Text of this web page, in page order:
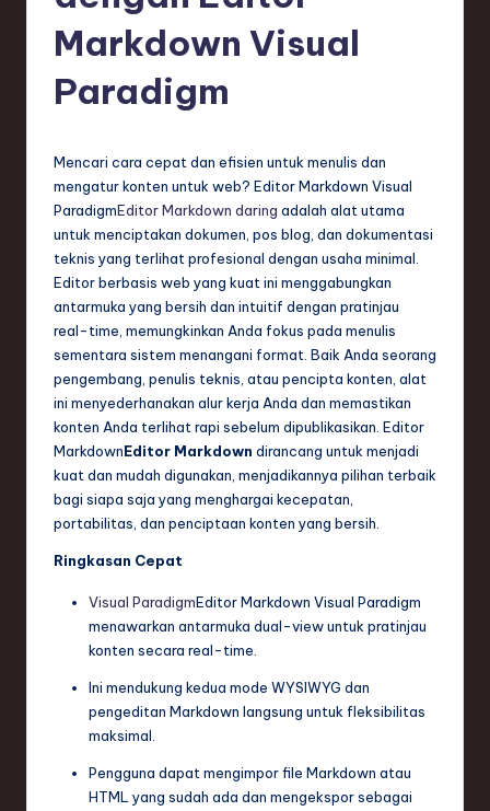
si
L
T
Markdown Visual
Paradigm
Mencari cara cepat dan efisien untuk menulis dan
mengatur konten untuk web? Editor Markdown Visual
ParadigmEditor Markdown daring adalah alat utama
untuk menciptakan dokumen, pos blog, dan dokumentasi
teknis yang terlihat profesional dengan usaha minimal.
Editor berbasis web yang kuat ini menggabungkan
antarmuka yang bersih dan intuitif dengan pratinjau
real-time, memungkinkan Anda fokus pada menulis
sementara sistem menangani format. Baik Anda seorang
pengembang, penulis teknis, atau pencipta konten, alat
ini menyederhanakan alur kerja Anda dan memastikan
konten Anda terlihat rapi sebelum dipublikasikan. Editor
MarkdownEditor Markdown dirancang untuk menjadi
kuat dan mudah digunakan, menjadikannya pilihan terbaik
bagi siapa saja yang menghargai kecepatan,
portabilitas, dan penciptaan konten yang bersih.
Ringkasan Cepat
Visual ParadigmEditor Markdown Visual Paradigm
menawarkan antarmuka dual-view untuk pratinjau
konten secara real-time.
Ini mendukung kedua mode WYSIWYG dan
pengeditan Markdown langsung untuk fleksibilitas
maksimal.
Pengguna dapat mengimpor file Markdown atau
HTML yang sudah ada dan mengekspor sebagai